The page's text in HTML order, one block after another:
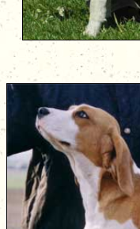
....Taminka 1,5